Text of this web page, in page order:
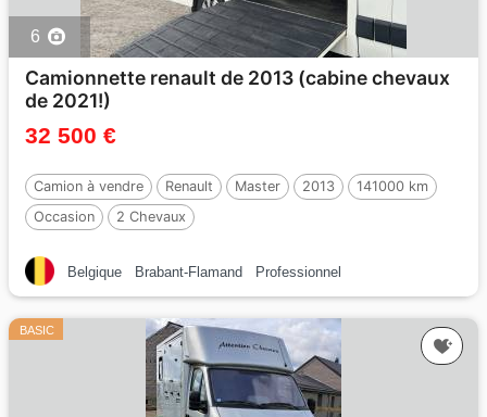
6
Camionnette renault de 2013 (cabine chevaux
de 2021!)
32 500 €
Camion à vendre Renault Master 2013
141000 km
Occasion
2 Chevaux
Belgique Brabant-Flamand Professionnel
BASIC